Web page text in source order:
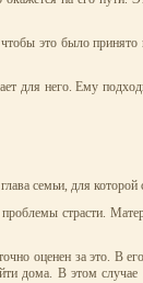
это было
для него. Ему
семьи, для
страсти.
оценен за это. В
дома. В этом